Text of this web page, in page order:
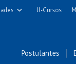
Cs. Físicas y Matemáticas
U-Cursos
Postulantes